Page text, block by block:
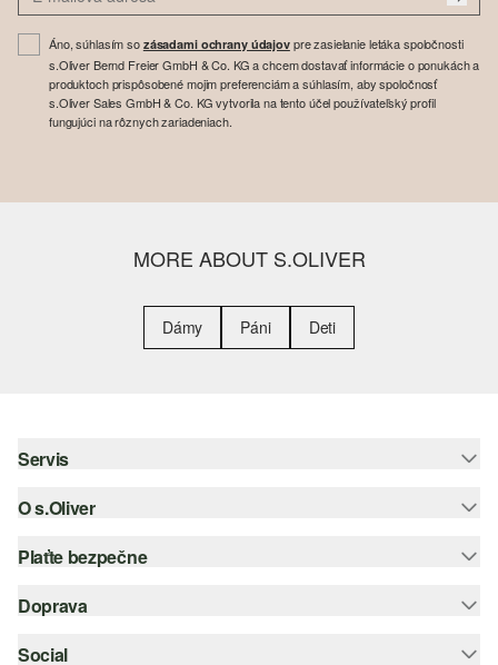
Áno, súhlasím so zásadami ochrany údajovpre zasielanie letáka spoločnosti
s.Oliver Bernd Freier GmbH & Co. KG a chcem dostavať informácie o ponukách a
produktoch prispôsobené mojim preferenciám a súhlasím, aby spoločnosť
s.Oliver Sales GmbH & Co. KG vytvorila na tento účel používateľský profil
fungujúci na rôznych zariadeniach.
MORE ABOUT S.OLIVER
Dámy Páni Deti
Servis
Pomoc a FAQ
Nápoveda k veľkostiam
O s.Oliver
Leták
Plaťte bezpečne
Kreditná karta
Doprava
Slovenská pošta
Social